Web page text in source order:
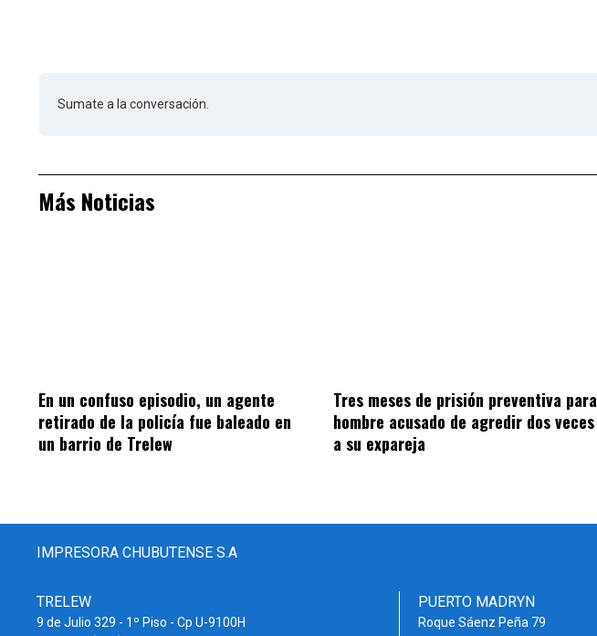
Sumate a la conversación.
Más Noticias
En un confuso episodio, un agente
retirado de la policía fue baleado en
un barrio de Trelew
Tres meses de prisión preventiva para
hombre acusado de agredir dos veces
a su expareja
IMPRESORA CHUBUTENSE S.A
TRELEW
9 de Julio 329 - 1º Piso - Cp U-9100H
PUERTO MADRYN
Roque Sáenz Peña 79